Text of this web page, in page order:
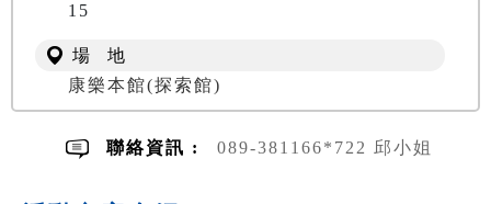
15
場 地
康樂本館(探索館)
聯絡資訊 : 089-381166*722 邱小姐